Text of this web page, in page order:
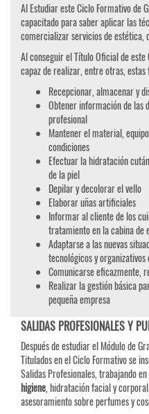
Al Estudiar este Ciclo Formativo de
capacitado para saber aplicar las
comercializar servicios de estética,
Al conseguir el Título Oficial de este
capaz de realizar, entre otras, estas
Recepcionar, almacenar y
Obtener información de las
profesional
Mantener el material,
condiciones
Efectuar la hidratación
de la piel
Depilar y decolorar el vello
Elaborar uñas artificiales
Informar al cliente de los
tratamiento en la cabina de
Adaptarse a las nuevas
tecnológicos y
Comunicarse eficazmente,
Realizar la gestión básica
pequeña empresa
SALIDAS PROFESIONALES Y
Después de estudiar el Módulo de
Titulados en el Ciclo Formativo se
Salidas Profesionales, trabajando
higiene, hidratación facial y
asesoramiento sobre perfumes y